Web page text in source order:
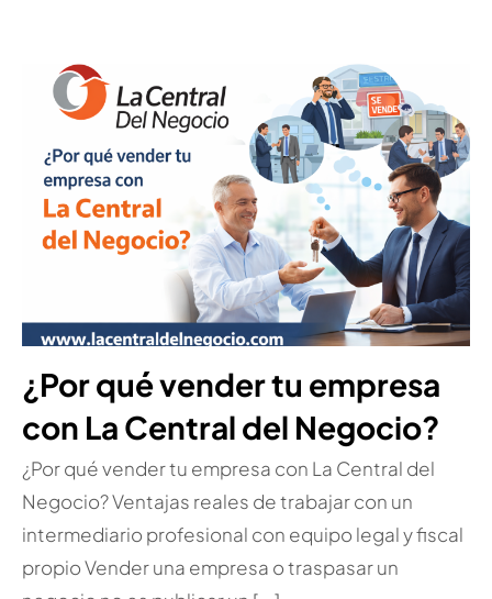
¿Por qué vender tu empresa
con La Central del Negocio?
¿Por qué vender tu empresa con La Central del
Negocio? Ventajas reales de trabajar con un
intermediario profesional con equipo legal y fiscal
propio Vender una empresa o traspasar un